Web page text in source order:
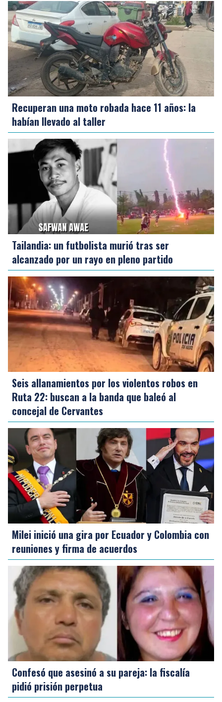
Recuperan una moto robada hace 11 años: la
habían llevado al taller
Tailandia: un futbolista murió tras ser
alcanzado por un rayo en pleno partido
Seis allanamientos por los violentos robos en
Ruta 22: buscan a la banda que baleó al
concejal de Cervantes
Milei inició una gira por Ecuador y Colombia con
reuniones y firma de acuerdos
Confesó que asesinó a su pareja: la fiscalía
pidió prisión perpetua